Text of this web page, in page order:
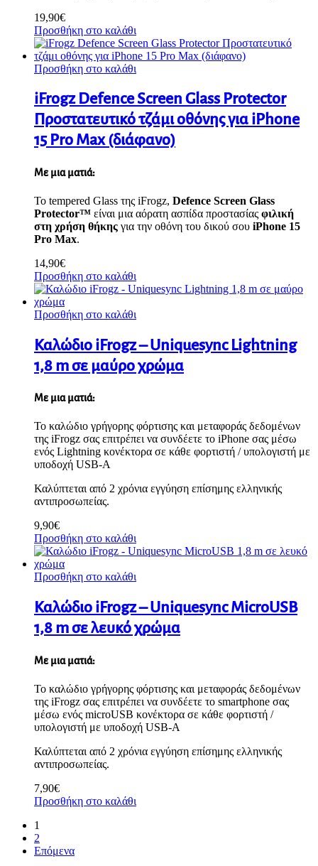
19,90€
Προσθήκη στο καλάθι
Προσθήκη στο καλάθι
iFrogz Defence Screen Glass Protector
Προστατευτικό τζάμι οθόνης για iPhone
15 Pro Max (διάφανο)
Με μια ματιά:
Το tempered Glass της iFrogz, Defence Screen Glass
Protector™ είναι μια αόρατη ασπίδα προστασίας φιλική
στη χρήση θήκης για την οθόνη του δικού σου iPhone 15
Pro Max.
14,90€
Προσθήκη στο καλάθι
Προσθήκη στο καλάθι
Καλώδιο iFrogz – Uniquesync Lightning
1,8 m σε μαύρο χρώμα
Με μια ματιά:
Το καλώδιο γρήγορης φόρτισης και μεταφοράς δεδομένων
της iFrogz σας επιτρέπει να συνδέετε το iPhone σας μέσω
ενός Lightning κονέκτορα σε κάθε φορτιστή / υπολογιστή με
υποδοχή USB-A
Καλύπτεται από 2 χρόνια εγγύηση επίσημης ελληνικής
αντιπροσωπείας.
9,90€
Προσθήκη στο καλάθι
Προσθήκη στο καλάθι
Καλώδιο iFrogz – Uniquesync MicroUSB
1,8 m σε λευκό χρώμα
Με μια ματιά:
Το καλώδιο γρήγορης φόρτισης και μεταφοράς δεδομένων
της iFrogz σας επιτρέπει να συνδέετε το smartphone σας
μέσω ενός microUSB κονέκτορα σε κάθε φορτιστή /
υπολογιστή με υποδοχή USB-A
Καλύπτεται από 2 χρόνια εγγύηση επίσημης ελληνικής
αντιπροσωπείας.
7,90€
Προσθήκη στο καλάθι
1
2
Επόμενα